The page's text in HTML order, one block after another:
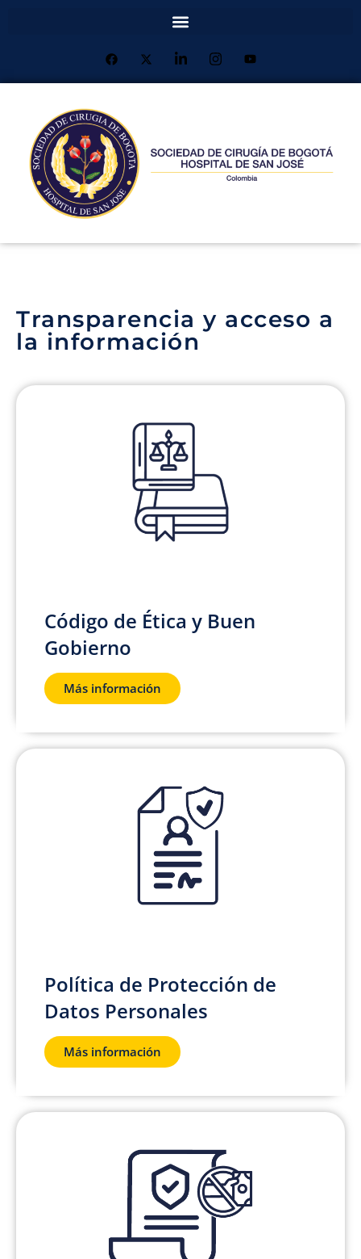
Transparencia y acceso a
la información
Código de Ética y Buen
Gobierno
Más información
Política de Protección de
Datos Personales
Más información